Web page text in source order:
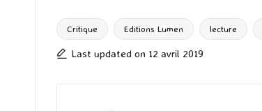
o
o
d
o
l
ky bl
r
Tags:
Critique Editions Lumen lecture
Last updated on 12 avril 2019